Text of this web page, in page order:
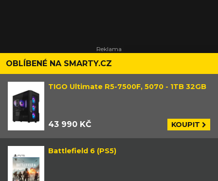
OBLÍBENÉ NA SMARTY.CZ
TIGO Ultimate R5-7500F, 5070 - 1TB 32GB
43 990 KČ KOUPIT
Battlefield 6 (PS5)